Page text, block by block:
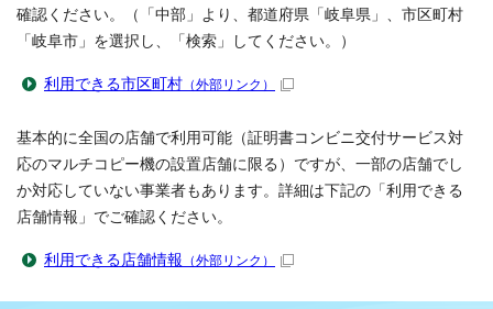
確認ください。（「中部」より、都道府県「岐阜県」、市区町村
「岐阜市」を選択し、「検索」してください。）
利用できる市区町村 （外部リンク）
基本的に全国の店舗で利用可能（証明書コンビニ交付サービス対
応のマルチコピー機の設置店舗に限る）ですが、一部の店舗でし
か対応していない事業者もあります。詳細は下記の「利用できる
店舗情報」でご確認ください。
利用できる店舗情報 （外部リンク）